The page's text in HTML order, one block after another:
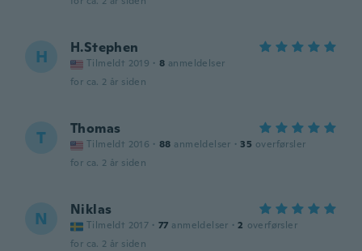
H H.Stephen
Tilmeldt 2019 · 8 anmeldelser
for ca. 2 år siden
T Thomas
Tilmeldt 2016 · 88 anmeldelser · 35 overførsler
for ca. 2 år siden
N Niklas
Tilmeldt 2017 · 77 anmeldelser · 2 overførsler
for ca. 2 år siden